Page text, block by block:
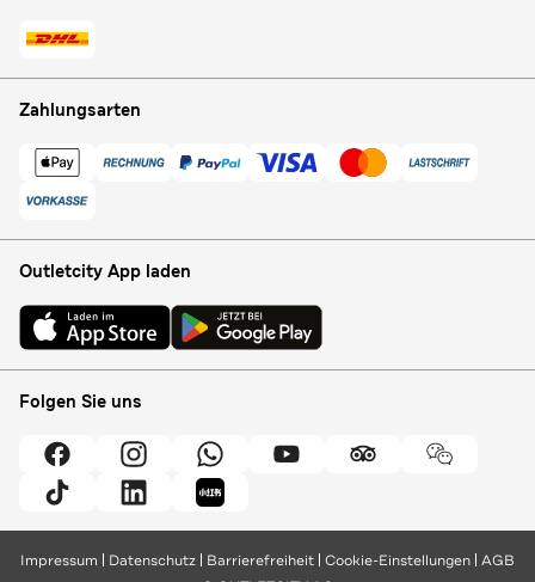
Zahlungsarten
Outletcity App laden
Folgen Sie uns
Impressum Datenschutz Barrierefreiheit Cookie-Einstellungen AGB